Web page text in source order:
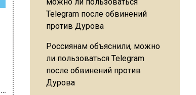
Россиянам объяснили, можно
ли пользоваться Telegram
после обвинений против
Дурова